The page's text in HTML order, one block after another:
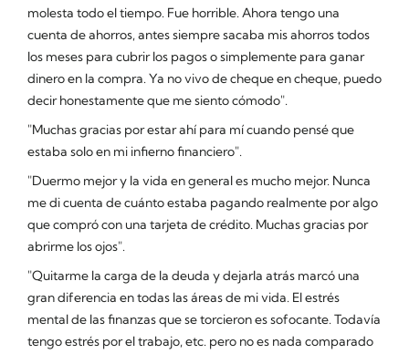
molesta todo el tiempo. Fue horrible. Ahora tengo una
cuenta de ahorros, antes siempre sacaba mis ahorros todos
los meses para cubrir los pagos o simplemente para ganar
dinero en la compra. Ya no vivo de cheque en cheque, puedo
decir honestamente que me siento cómodo".
"Muchas gracias por estar ahí para mí cuando pensé que
estaba solo en mi infierno financiero".
"Duermo mejor y la vida en general es mucho mejor. Nunca
me di cuenta de cuánto estaba pagando realmente por algo
que compró con una tarjeta de crédito. Muchas gracias por
abrirme los ojos".
"Quitarme la carga de la deuda y dejarla atrás marcó una
gran diferencia en todas las áreas de mi vida. El estrés
mental de las finanzas que se torcieron es sofocante. Todavía
tengo estrés por el trabajo, etc. pero no es nada comparado